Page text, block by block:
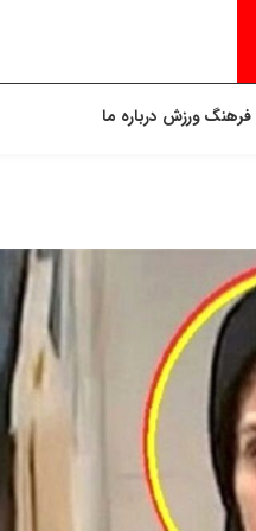
فرهنگورزش درباره ما